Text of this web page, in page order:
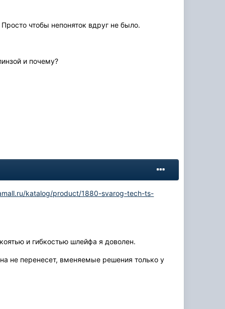
чтобы непоняток вдруг не было.
и почему?
katalog/product/1880-svarog-tech-ts-
и гибкостью шлейфа я доволен.
не перенесет, вменяемые решения только у